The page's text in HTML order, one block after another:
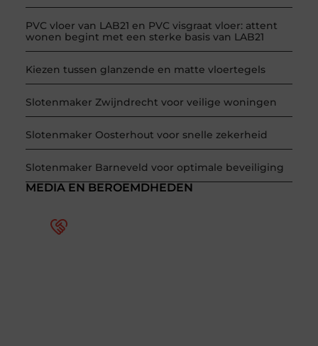
PVC vloer van LAB21 en PVC visgraat vloer: attent
wonen begint met een sterke basis van LAB21
Kiezen tussen glanzende en matte vloertegels
Slotenmaker Zwijndrecht voor veilige woningen
Slotenmaker Oosterhout voor snelle zekerheid
Slotenmaker Barneveld voor optimale beveiliging
MEDIA EN BEROEMDHEDEN